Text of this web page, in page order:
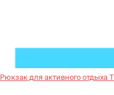
Рюкзак для активного отдыха